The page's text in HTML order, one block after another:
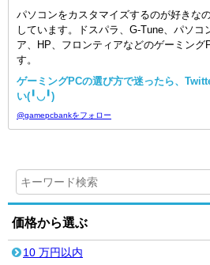
パソコンをカスタマイズするのが好きな
しています。ドスパラ、G-Tune、パソコ
ア、HP、フロンティアなどのゲーミング
す。
ゲーミングPCの選び方で迷ったら、
い(╹◡╹)
@gamepcbankをフォロー
価格から選ぶ
10 万円以内